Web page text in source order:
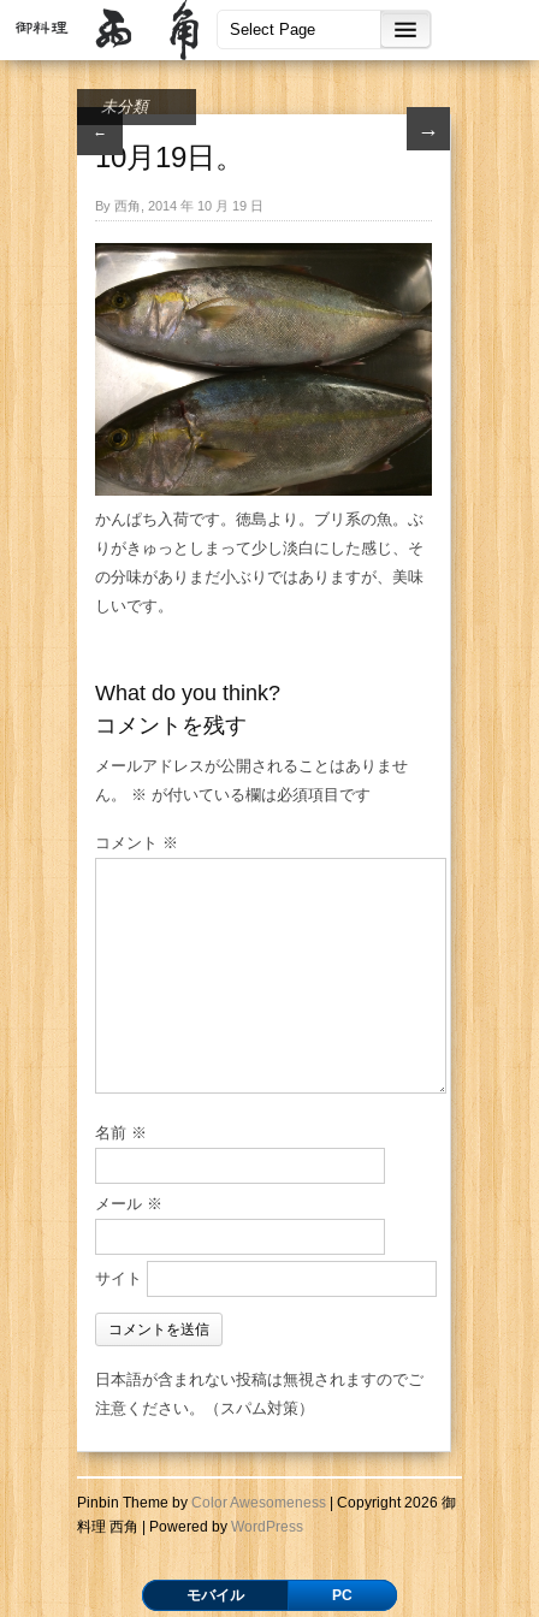
← →
未分類
10月19日。
By 西角, 2014 年 10 月 19 日
かんぱち入荷です。徳島より。ブリ系の魚。ぶ
りがきゅっとしまって少し淡白にした感じ、そ
の分味がありまだ小ぶりではありますが、美味
しいです。
What do you think?
コメントを残す
メールアドレスが公開されることはありませ
ん。
※ が付いている欄は必須項目です
コメント ※
名前 ※
メール ※
サイト
日本語が含まれない投稿は無視されますのでご
注意ください。（スパム対策）
Pinbin Theme byColor Awesomeness| Copyright 2026 御
料理 西角 | Powered byWordPress
モバイル PC